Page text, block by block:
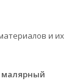
и их
малярный